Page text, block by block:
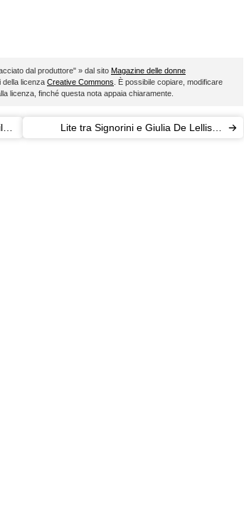
dal produttore" » dal sito Magazine delle donne
della licenza Creative Commons . È possibile copiare, modificare
licenza, finché questa nota appaia chiaramente.
Lite tra Signorini e Giulia De Lellis: il